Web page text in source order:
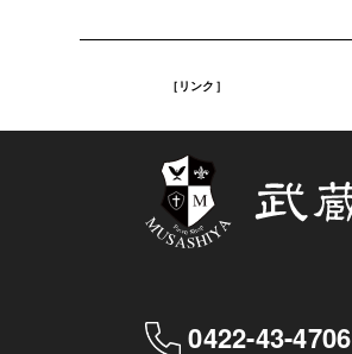
［リンク］
0422-43-4706